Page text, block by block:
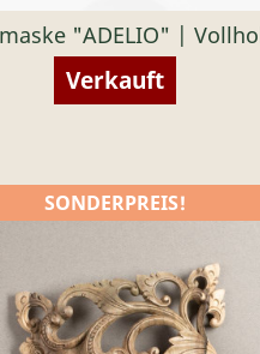
"ADELIO" |
Verkauft
SONDERPREIS!